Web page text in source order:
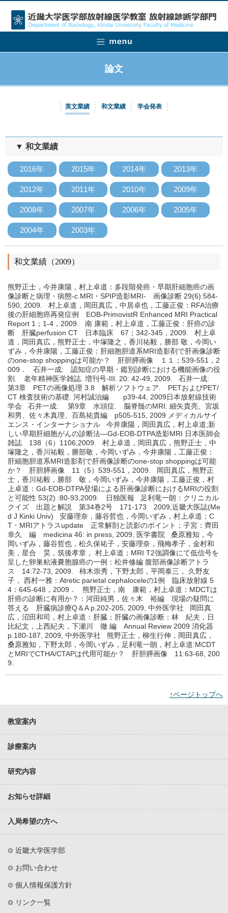
論文
英文業績 和文業績 学会発表
▼ 和文業績
2016年 2015年 2014年 2013年
2012年 2011年 2010年 2009年
2008年 2007年 2006年 2005年
2004年 2003年
和文業績（2009）
熊野正士，今井康陽，村上卓道：多段階発癌・早期肝細胞癌の画
像診断と病理・病態-c.MRI・SPIP造影MRI- 画像診断 29(6):584-
590, 2009. 村上卓道，岡田真広，中居卓也，工藤正俊：RFA治療
後の肝細胞癌再発症例 EOB-PrimovistR Enhanced MRI Practical
Report 1；1-4，2009. 南 康範，村上卓道，工藤正俊：肝癌の診
断 肝臓perfusion CT 日本臨床 67；342-345，2009. 村上卓
道，岡田真広，熊野正士，中塚隆之，香川祐毅，勝部 敬，今岡い
ずみ，今井康陽，工藤正俊：肝細胞胆道系MRI造影剤で肝画像診断
のone-stop shoppingは可能か？ 肝胆膵画像 １１；539-551，2
009． 石井一成: 認知症の早期・鑑別診断における機能画像の役
割. 老年精神医学雑誌. 増刊号-III. 20: 42-49, 2009. 石井一成:
第3章 PETの画像処理 3.8 解析ソフトウェア. PETおよびPET/
CT 検査技術の基礎. 河村誠治編 p39-44, 2009日本放射線技術
学会 石井一成: 第9章 水頭症. 脳脊髄のMRI. 細矢貴亮、宮坂
和男、佐々木真理、百島祐貴編 p505-515, 2009 メディカルサイ
エンス・インターナショナル 今井康陽，岡田真広，村上卓道;新
しい早期肝細胞がんの診断法―Gd-EOB-DTPA造影MRI 日本医師会
雑誌 138（6）1106,2009. 村上卓道，岡田真広，熊野正士，中
塚隆之，香川祐毅，勝部敬，今岡いずみ，今井康陽，工藤正俊：
肝細胞胆道系MRI造影剤で肝画像診断のone-stop shoppingは可能
か？ 肝胆膵画像 11（5）539-551，2009. 岡田真広，熊野正
士，香川祐毅，勝部 敬，今岡いずみ，今井康陽，工藤正俊，村
上卓道：Gd-EOB-DTPA登場による肝画像診断におけるMRIの役割
と可能性 53(2) :80-93,2009. 日独医報 足利竜一朗：クリニカル
クイズ 出題と解説 第34巻2号 171-173 2009,近畿大医誌(Me
d J Kinki Univ) 安藤理奈，藤谷哲也，今岡いずみ，村上卓道；C
T・MRIアトラスupdate 正常解剖と読影のポイント；子宮：齊田
幸久 編 medicina 46: in press, 2009, 医学書院 桑原雅知，今
岡いずみ，藤谷哲也，松久保祐子，安藤理奈，飛梅孝子，金村和
美，星合 昊，筑後孝章， 村上卓道；MRI T2強調像にて低信号を
呈した卵巣粘液嚢胞腺癌の一例：松井修編 腹部画像診断アトラ
ス 14:72-73, 2009. 柿木崇秀，下野太郎，平岡泰三， 久野友
子， 西村一雅：Atretic parietal cephaloceleの1例 臨床放射線 5
4：645-648，2009． 熊野正士，南 康範，村上卓道：MDCTは
肝癌の診断に有用か？：河田純男，佐々木 裕編 現場の疑問に
答える 肝臓病診療Q＆A p.202-205, 2009, 中外医学社 岡田真
広，沼田和司，村上卓道：肝臓；肝臓の画像診断：林 紀夫，日
比紀文，上西紀夫，下瀬川 徹 編 Annual Review 2009 消化器
p.180-187, 2009, 中外医学社 熊野正士，柳生行伸，岡田真広，
桑原雅知，下野太郎，今岡いずみ，足利竜一朗，村上卓道:MCDT
とMRIでCTHA/CTAPは代用可能か？ 肝胆膵画像 11:63-68, 200
9.
↑ページトップへ
教室案内
診療案内
研究内容
お知らせ詳細
入局希望の方へ
近畿大学医学部
お問い合わせ
個人情報保護方針
リンク一覧